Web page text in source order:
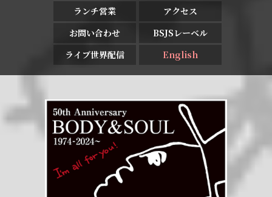
ランチ営業
アクセス
お問い合わせ
BSJSレーベル
ライブ世界配信
English